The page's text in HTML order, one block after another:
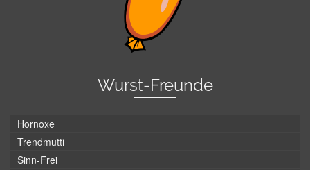
Wurst-Freunde
Hornoxe
Trendmutti
Sinn-Frei